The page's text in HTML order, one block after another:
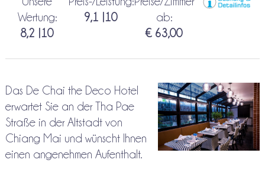
Wertung:
8,2 |10
9,1 |10
ab:
€ 63,00
Das De Chai the Deco Hotel
erwartet Sie an der Tha Pae
Straße in der Altstadt von
Chiang Mai und wünscht Ihnen
einen angenehmen Aufenthalt.